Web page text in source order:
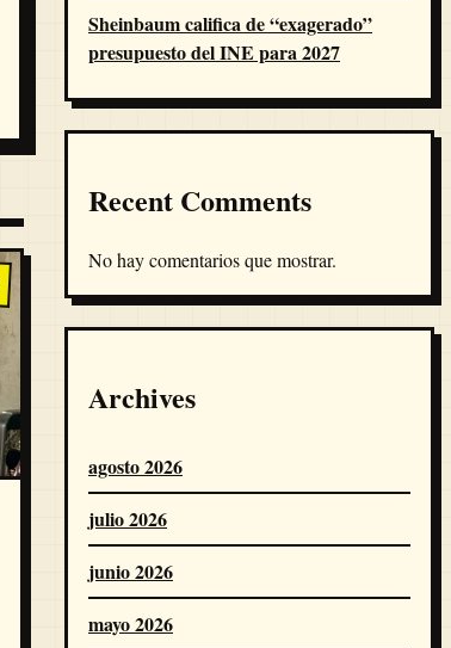
Sheinbaum califica de “exagerado”
presupuesto del INE para 2027
Recent Comments
No hay comentarios que mostrar.
Archives
agosto 2026
julio 2026
junio 2026
mayo 2026